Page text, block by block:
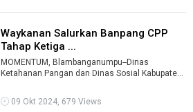
Waykanan Salurkan Banpang CPP
Tahap Ketiga ...
MOMENTUM, Blambanganumpu--Dinas
Ketahanan Pangan dan Dinas Sosial Kabupaten
Pangan Beras ...
09 Okt 2024, 679 Views